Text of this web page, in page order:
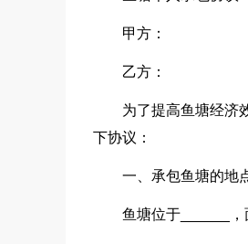
甲方：
乙方：
为了提高鱼塘经济
下协议：
一、承包鱼塘的地
鱼塘位于______，